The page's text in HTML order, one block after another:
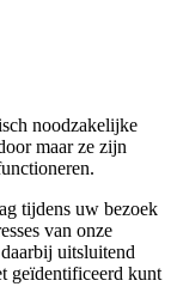
noodzakelijke
maar ze zijn
tijdens uw bezoek
van onze
uitsluitend
geïdentificeerd kunt